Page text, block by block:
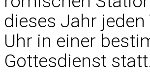
dieses Jahr
Uhr in einer
Gottesdienst